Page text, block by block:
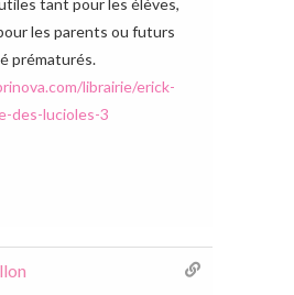
les parents ou futurs
prématurés.
librairie/erick-
des-lucioles-3